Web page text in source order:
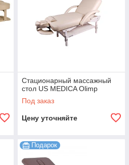
Стационарный массажный
стол US MEDICA Olimp
Под заказ
Цену уточняйте
Подарок